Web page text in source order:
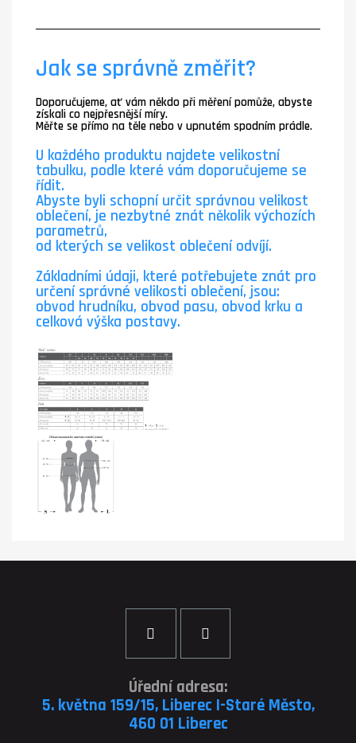
Jak se správně změřit?
Doporučujeme, ať vám někdo při měření pomůže, abyste
získali co nejpřesnější míry.
Měřte se přímo na těle nebo v upnutém spodním prádle.
U každého produktu najdete velikostní
tabulku, podle které vám doporučujeme se
řídit.
Abyste byli schopní určit správnou velikost
oblečení, je nezbytné znát několik výchozích
parametrů,
od kterých se velikost oblečení odvíjí.
Základními údaji, které potřebujete znát pro
určení správné velikosti oblečení, jsou:
obvod hrudníku, obvod pasu, obvod krku a
celková výška postavy.
Úřední adresa:
5. května 159/15, Liberec I-Staré Město,
460 01 Liberec